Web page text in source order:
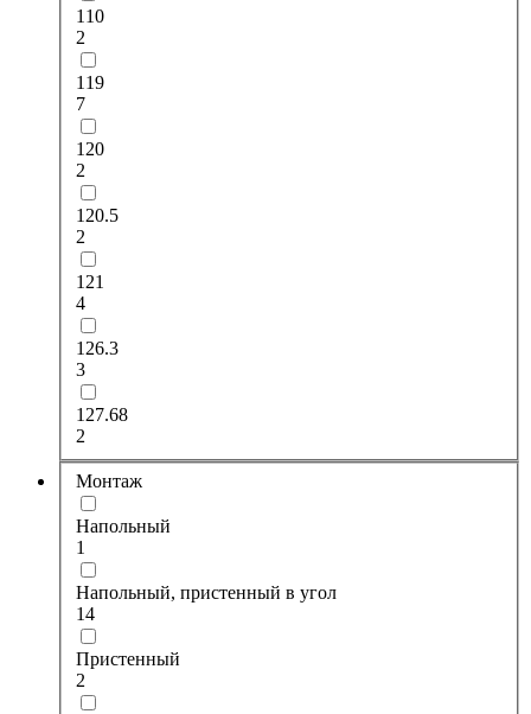
110
2
119
7
120
2
120.5
2
121
4
126.3
3
127.68
2
Монтаж
Напольный
1
Напольный, пристенный в угол
14
Пристенный
2